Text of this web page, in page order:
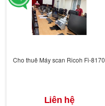
Cho thuê Máy scan Ricoh Fi-8170
Liên hệ